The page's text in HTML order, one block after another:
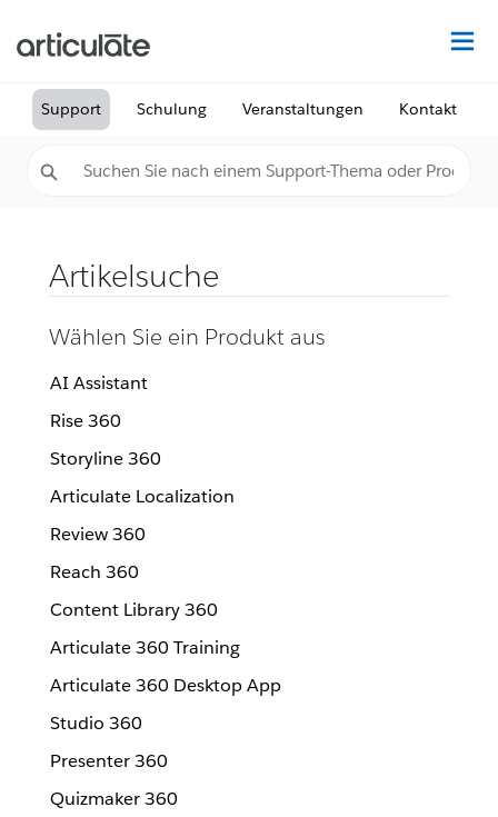
Support Schulung Veranstaltungen Kontakt
Artikelsuche
Wählen Sie ein Produkt aus
AI Assistant
Rise 360
Storyline 360
Articulate Localization
Review 360
Reach 360
Content Library 360
Articulate 360 Training
Articulate 360 Desktop App
Studio 360
Presenter 360
Quizmaker 360